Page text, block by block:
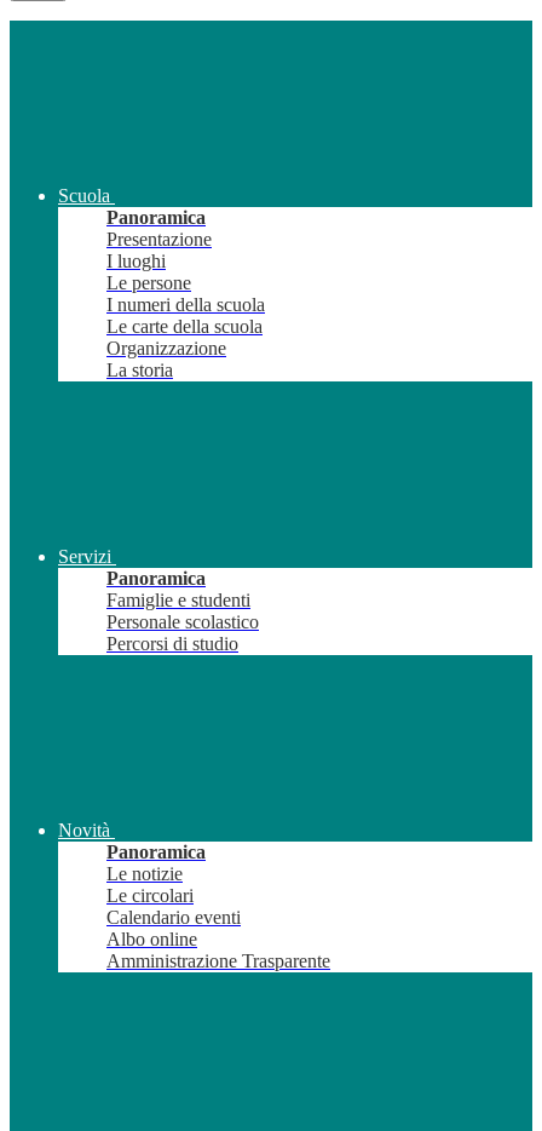
Scuola
Panoramica
Presentazione
I luoghi
Le persone
I numeri della scuola
Le carte della scuola
Organizzazione
La storia
Servizi
Panoramica
Famiglie e studenti
Personale scolastico
Percorsi di studio
Novità
Panoramica
Le notizie
Le circolari
Calendario eventi
Albo online
Amministrazione Trasparente